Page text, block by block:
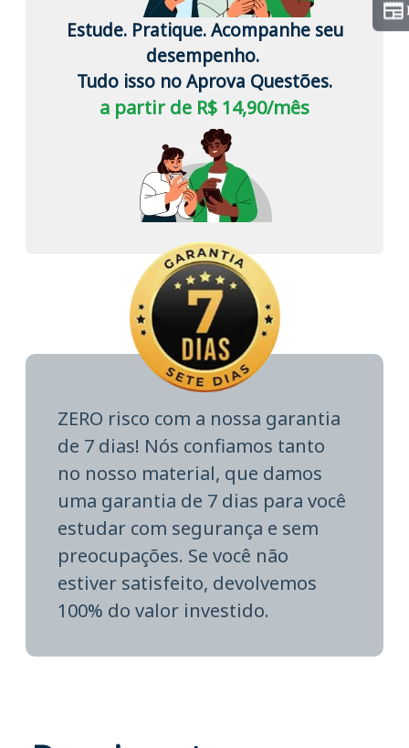
Estude. Pratique. Acompanhe seu
desempenho.
Tudo isso no Aprova Questões.
a partir de R$ 14,90/mês
ZERO risco com a nossa garantia
de 7 dias! Nós confiamos tanto
no nosso material, que damos
uma garantia de 7 dias para você
estudar com segurança e sem
preocupações. Se você não
estiver satisfeito, devolvemos
100% do valor investido.